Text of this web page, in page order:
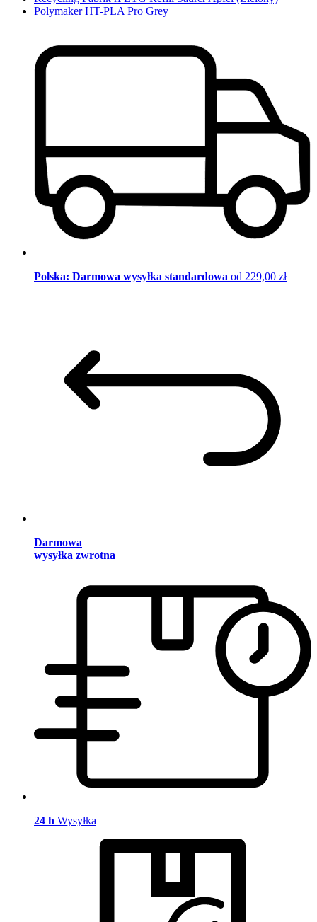
Polymaker HT-PLA Pro Grey
Polska: Darmowa wysyłka standardowa od 229,00 zł
Darmowa
wysyłka zwrotna
24 h Wysyłka